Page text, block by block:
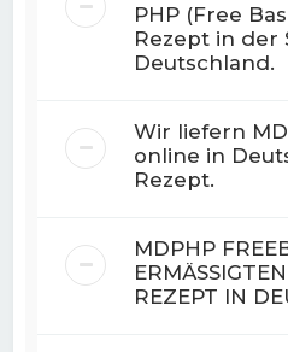
PHP (Free
Rezept in der
Deutschland.
Wir liefern
online in
Rezept.
MDPHP
REZEPT IN